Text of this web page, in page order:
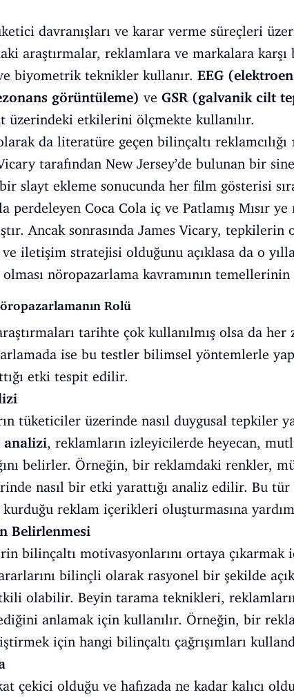
davranışları ve karar verme süreçleri
araştırmalar, reklamlara ve markalara
biyometrik teknikler kullanır. EEG
görüntüleme) ve GSR (galvanik cilt
üzerindeki etkilerini ölçmekte kullanılır.
da literatüre geçen bilinçaltı reklamcılığı
tarafından New Jersey’de bulunan bir
slayt ekleme sonucunda her film gösterisi
perdeleyen Coca Cola iç ve Patlamış Mısır ye
Ancak sonrasında James Vicary,
iletişim stratejisi olduğunu açıklasa da o
nöropazarlama kavramının temellerinin
Rolü
tarihte çok kullanılmış olsa da her
ise bu testler bilimsel yöntemlerle
etki tespit edilir.
tüketiciler üzerinde nasıl duygusal tepkiler
analizi, reklamların izleyicilerde heyecan,
belirler. Örneğin, bir reklamdaki renkler,
nasıl bir etki yarattığı analiz edilir. Bu
reklam içerikleri oluşturmasına
Belirlenmesi
bilinçaltı motivasyonlarını ortaya çıkarmak
bilinçli olarak rasyonel bir şekilde
olabilir. Beyin tarama teknikleri,
anlamak için kullanılır. Örneğin, bir
için hangi bilinçaltı çağrışımları
çekici olduğu ve hafızada ne kadar kalıcı